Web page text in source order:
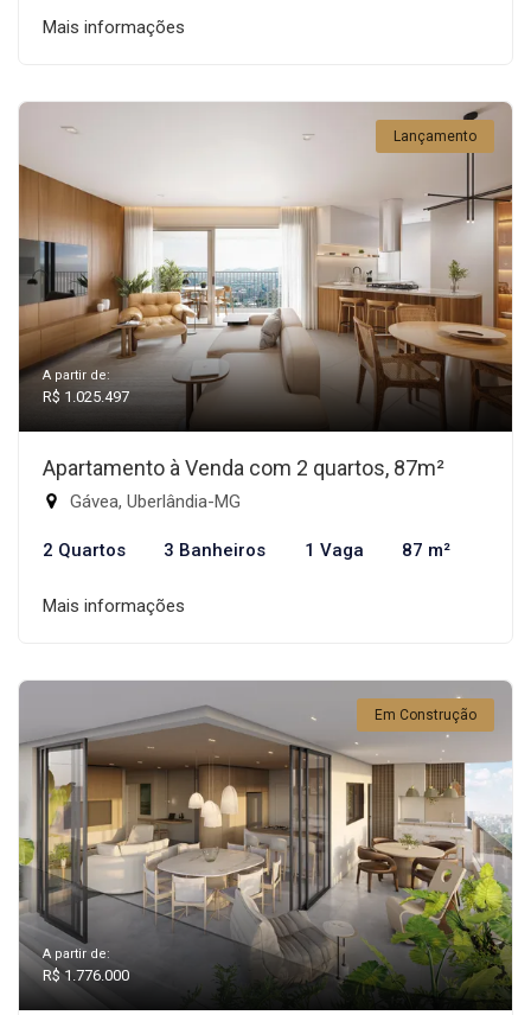
Mais informações
Lançamento
A partir de:
R$ 1.025.497
Apartamento à Venda com 2 quartos, 87m²
Gávea, Uberlândia-MG
2 Quartos 3 Banheiros 1 Vaga 87 m²
Mais informações
Em Construção
A partir de:
R$ 1.776.000